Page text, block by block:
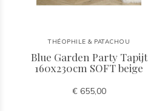
THÉOPHILE & PATACHOU
Blue Garden Party Tapijt
160x230cm SOFT beige
€ 655,00